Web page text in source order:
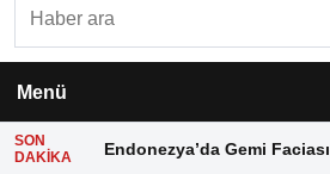
Menü
SON
DAKIKA
Endonezya’da Gemi Faciası